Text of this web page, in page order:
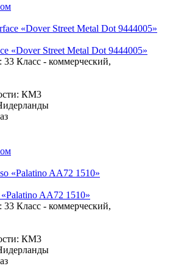
«Dover Street Metal Dot 9444005»
33 Класс - коммерческий,
КМ3
AA72 1510»
33 Класс - коммерческий,
КМ3